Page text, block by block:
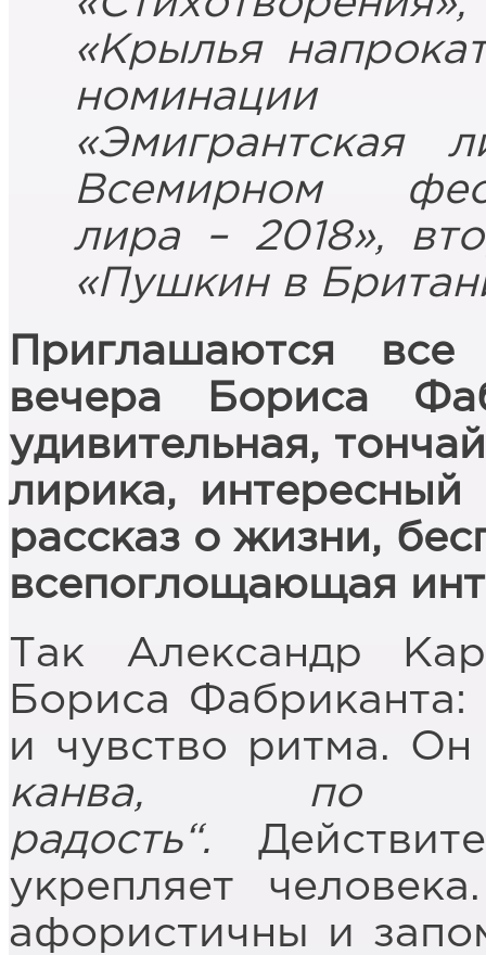
«Крылья
номинации
«Эмигрантская
Всемирном
лира – 2018»,
«Пушкин в
Приглашаются
вечера Бориса
удивительная,
лирика, интересный
рассказ о жизни,
всепоглощающая
Так Александр
Бориса
и чувство ритма. Он
канва, по
радость“.
укрепляет
афористичны и